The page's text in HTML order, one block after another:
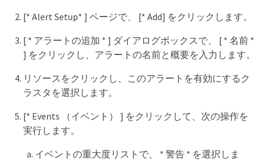
[* Alert Setup* ] ページで、 [* Add] をクリックします。
[ * アラートの追加 * ] ダイアログボックスで、 [ * 名前 *
] をクリックし、アラートの名前と概要を入力します。
リソースをクリックし、このアラートを有効にするク
ラスタを選択します。
[* Events （イベント） ] をクリックして、次の操作を
実行します。
イベントの重大度リストで、 * 警告 * を選択しま